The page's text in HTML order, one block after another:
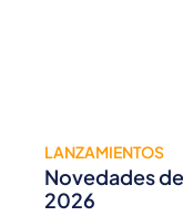
LANZAMIENTOS
Novedades
2026